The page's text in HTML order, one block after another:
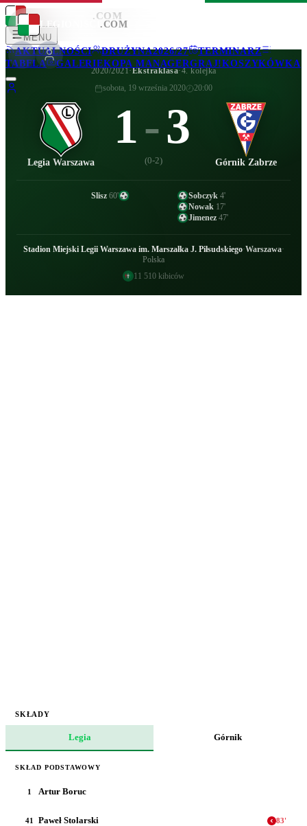
LEGIONISCI .COM
MENU
AKTUALNOŚCI
DRUŻYNA2026/27
TERMINARZ
TABELA
GALERIEKOPA MANAGERGRAJ!KOSZYKÓWKA
LEGIONISCI .COM
2020/2021·Ekstraklasa·4. kolejka
sobota, 19 września 2020
20:00
Legia Warszawa
1-3
(0-2) Górnik Zabrze
Slisz 60' Sobczyk 4'
Nowak 17'
Jimenez 47'
Stadion Miejski Legii Warszawa im. Marszałka J. Piłsudskiego·Warszawa·
Polska
11 510 kibiców
SKŁADY
Legia Górnik
SKŁAD PODSTAWOWY
1 Artur Boruc
41 Paweł Stolarski 83'